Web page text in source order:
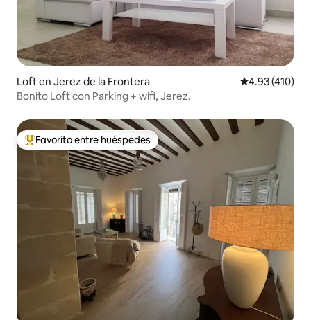
Loft en Jerez de la Frontera Calificación
4.93 (410)
Bonito Loft con Parking + wifi, Jerez.
Favorito entre huéspedes preferido
Favorito entre huéspedes